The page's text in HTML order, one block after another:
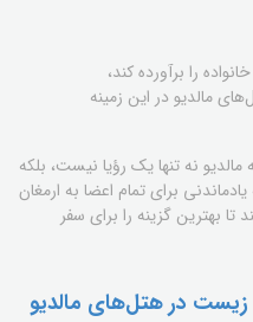
را برآورده کند،
مالدیو در این زمینه
مالدیو نه تنها یک رؤیا نیست، بلکه
برای تمام اعضا به ارمغان
بهترین گزینه را برای سفر
زیست در هتل‌های مالدیو